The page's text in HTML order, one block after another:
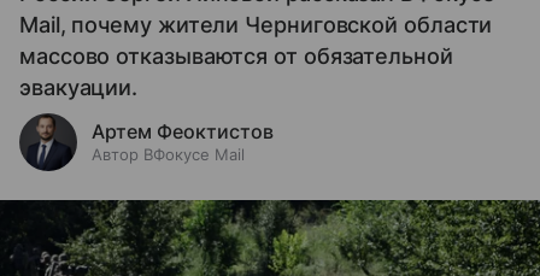
Mail, почему жители Черниговской области
массово отказываются от обязательной
эвакуации.
Артем Феоктистов
Автор ВФокусе Mail